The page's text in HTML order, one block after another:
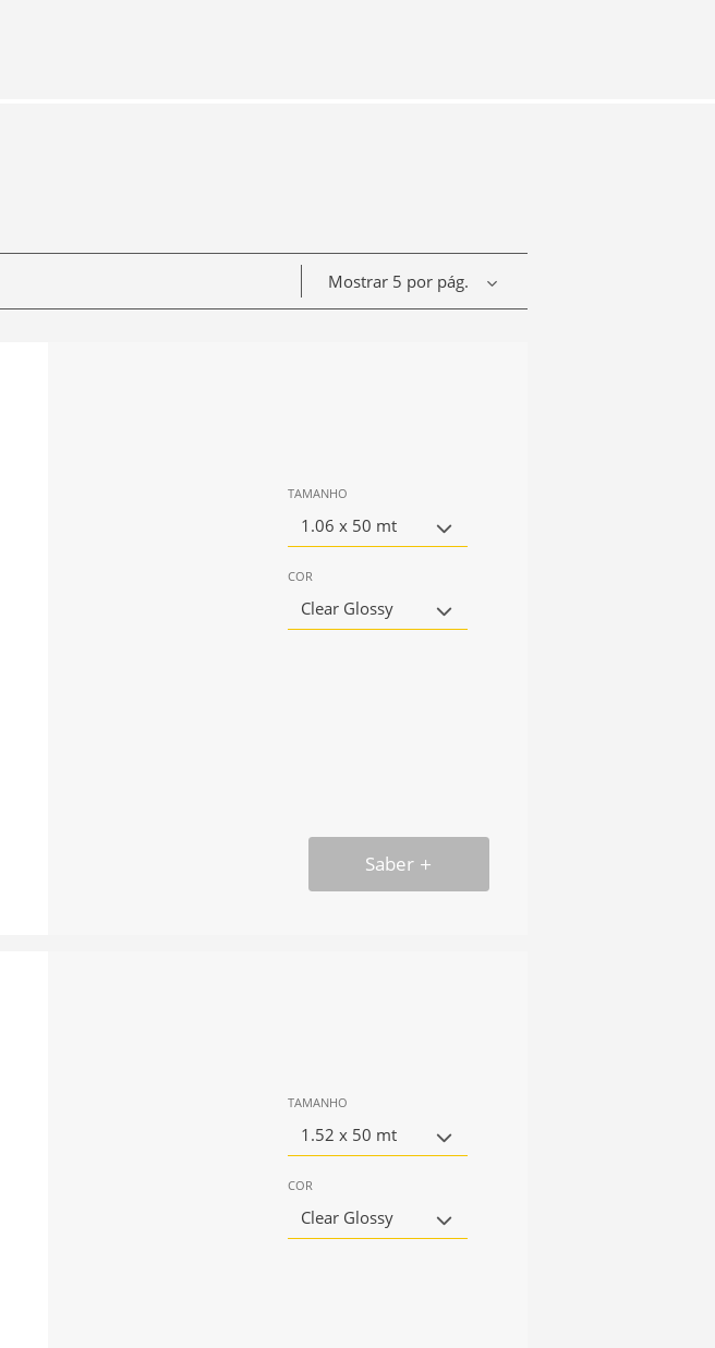
Mostrar 5 por pág.
TAMANHO
1.06 x 50 mt
COR
Clear Glossy
Saber
TAMANHO
1.52 x 50 mt
COR
Clear Glossy